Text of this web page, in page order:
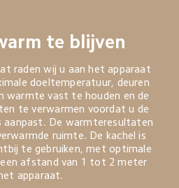
te blijven
raden wij u aan het apparaat
doeltemperatuur, deuren
warmte vast te houden en de
te verwarmen voordat u de
aanpast. De warmteresultaten
ruimte. De kachel is
te gebruiken, met optimale
afstand van 1 tot 2 meter
apparaat.